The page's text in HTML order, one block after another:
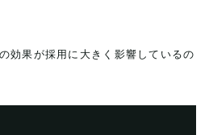
効果が採用に大きく影響しているの